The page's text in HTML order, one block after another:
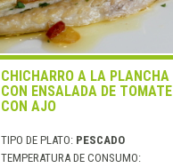
CHICHARRO A LA PLANCHA
CON ENSALADA DE TOMATE
CON AJO
TIPO DE PLATO: PESCADO
TEMPERATURA DE CONSUMO: